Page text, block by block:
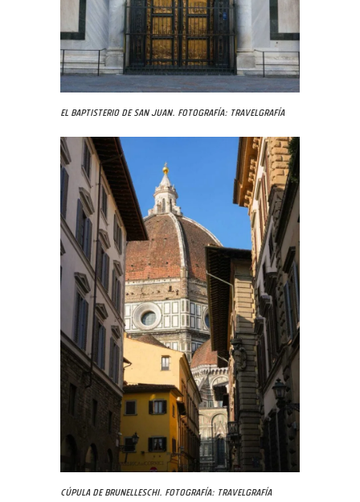
El Baptisterio de San Juan. Fotografía: Travelgrafía
Cúpula de Brunelleschi. Fotografía: Travelgrafía